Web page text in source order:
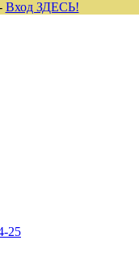
25
Вход ЗДЕСЬ!